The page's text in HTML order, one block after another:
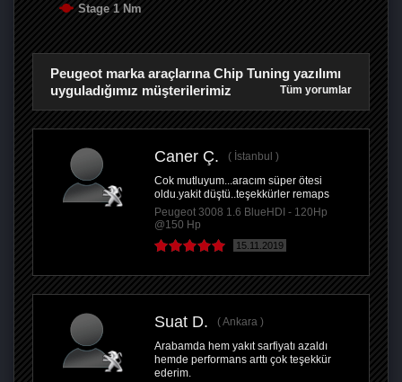
Stage 1 Nm
Peugeot marka araçlarına Chip Tuning yazılımı
uyguladığımız müşterilerimiz
Tüm yorumlar
Caner Ç.
İstanbul
Cok mutluyum...aracım süper ötesi
oldu.yakit düştü..teşekkürler remaps
Peugeot 3008 1.6 BlueHDI - 120Hp
@150 Hp
15.11.2019
Suat D.
Ankara
Arabamda hem yakıt sarfiyatı azaldı
hemde performans arttı çok teşekkür
ederim.